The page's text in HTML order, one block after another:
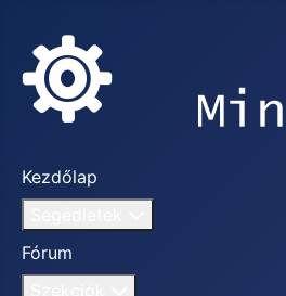
Kezdőlap
Fórum